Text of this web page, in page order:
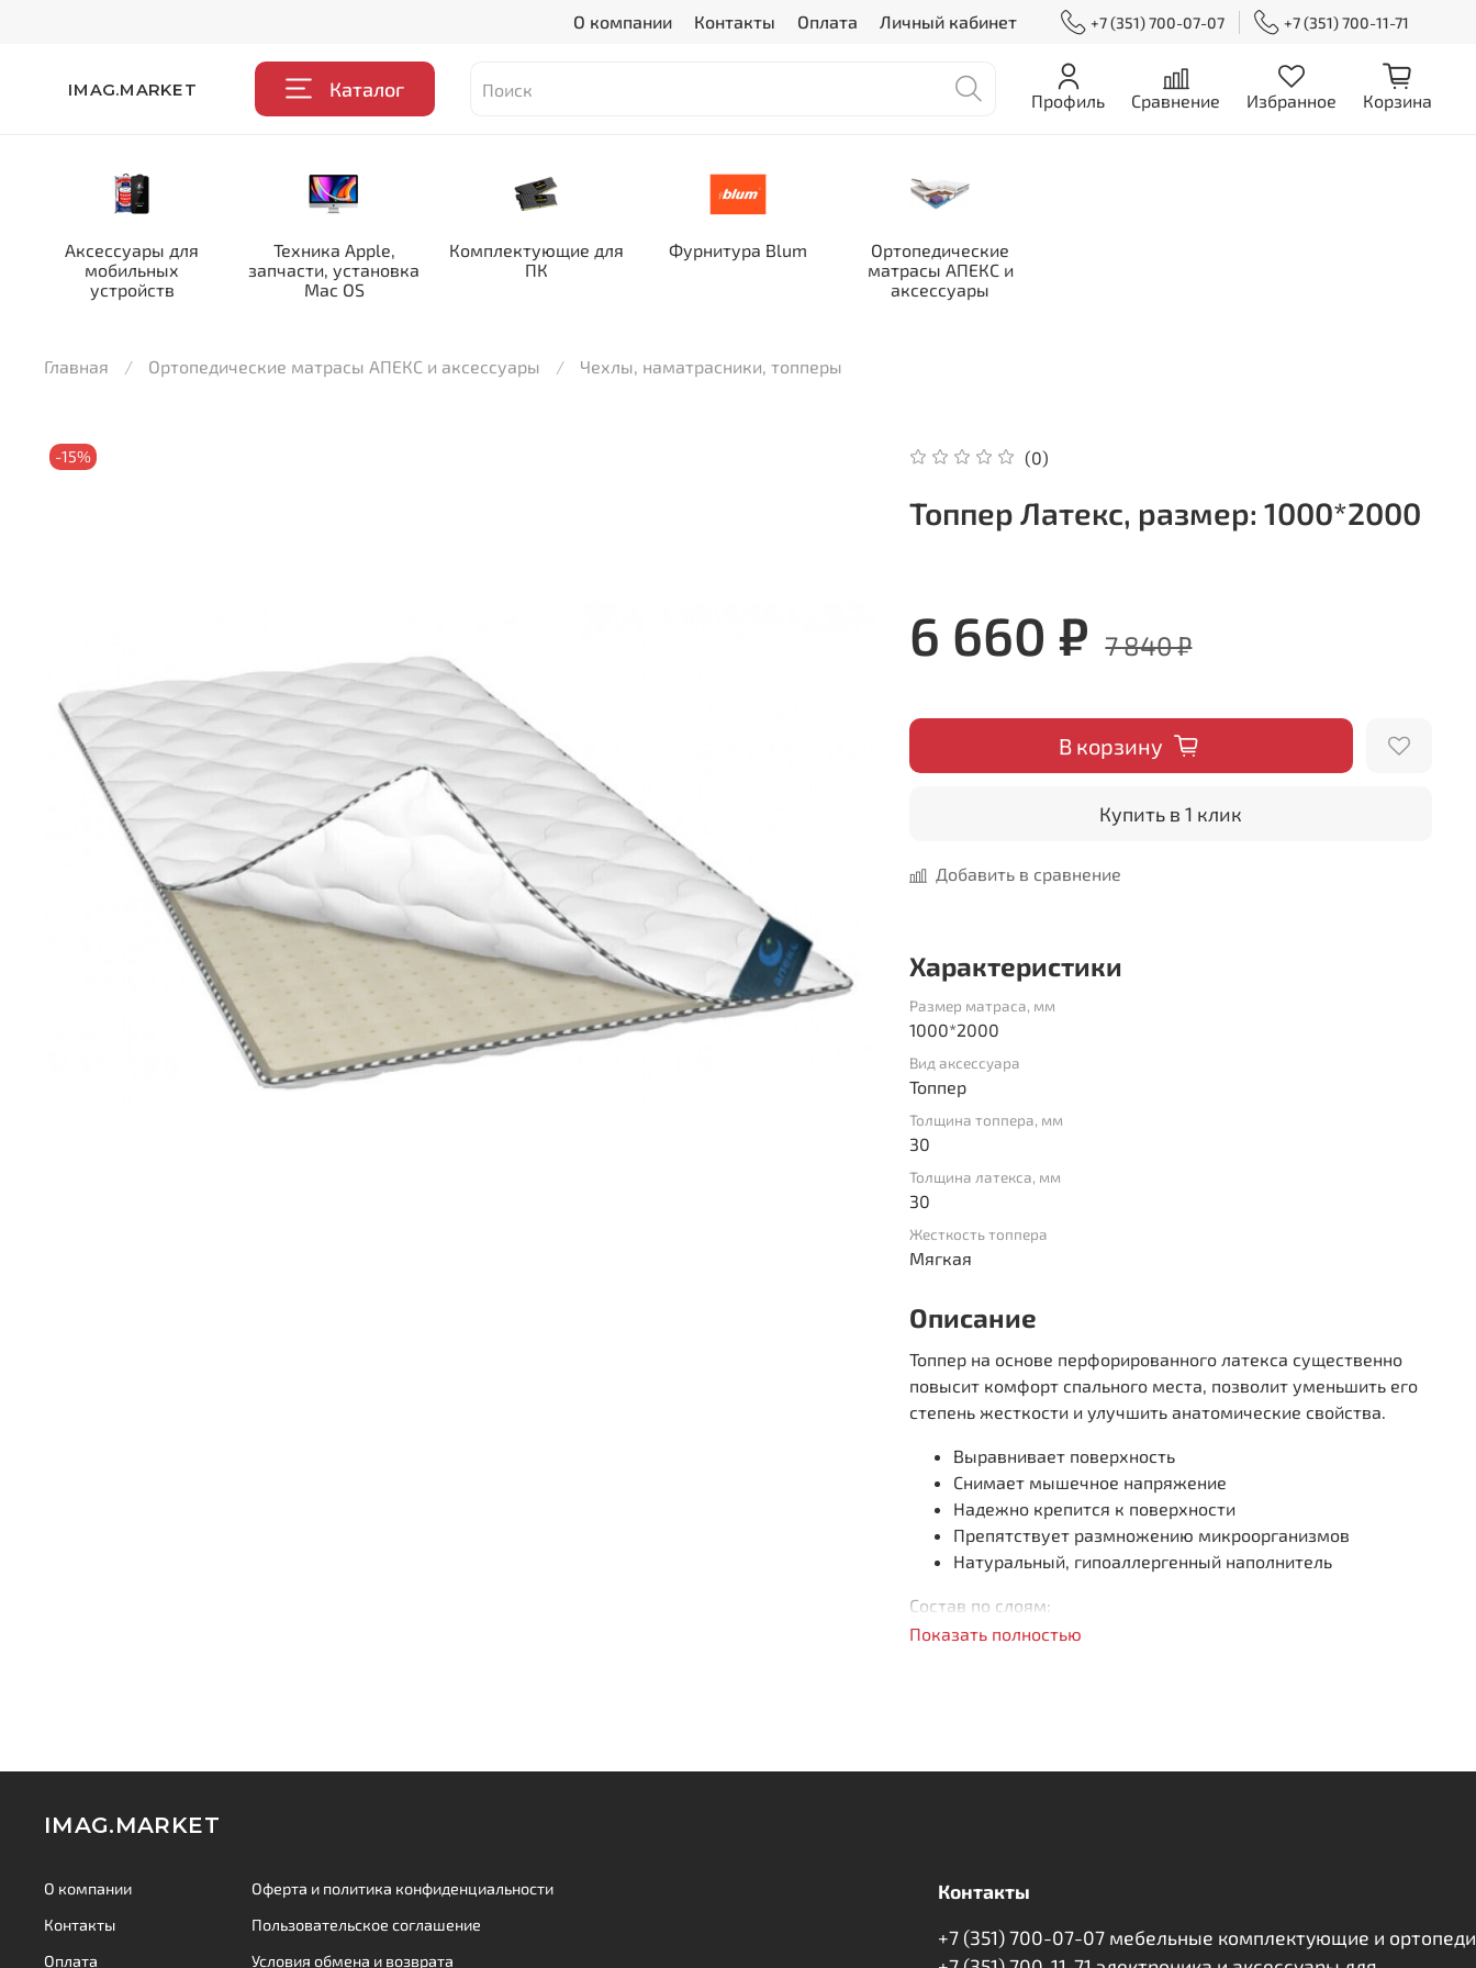
О компании Контакты Оплата Личный кабинет +7 (351) 700-07-07 +7 (351) 700-11-71
IMAG.MARKET Каталог Профиль Сравнение Избранное Корзина
Аксессуары для
мобильных
устройств
Техника Apple,
запчасти, установка
Mac OS
Комплектующие для
ПК
Фурнитура Blum
Ортопедические
матрасы АПЕКС и
аксессуары
Главная Ортопедические матрасы АПЕКС и аксессуары Чехлы, наматрасники, топперы
-15% (0)
Топпер Латекс, размер: 1000*2000
6 660 ₽ 7 840 ₽
В корзину
Купить в 1 клик
Добавить в сравнение
Характеристики
Размер матраса, мм
1000*2000
Вид аксессуара
Топпер
Толщина топпера, мм
30
Толщина латекса, мм
30
Жесткость топпера
Мягкая
Описание
Топпер на основе перфорированного латекса существенно
повысит комфорт спального места, позволит уменьшить его
степень жесткости и улучшить анатомические свойства.
Выравнивает поверхность
Снимает мышечное напряжение
Надежно крепится к поверхности
Препятствует размножению микроорганизмов
Натуральный, гипоаллергенный наполнитель
Состав по слоям:
Показать полностью
IMAG.MARKET
О компании
Контакты
Оплата
Оферта и политика конфиденциальности
Пользовательское соглашение
Условия обмена и возврата
Контакты
+7 (351) 700-07-07 мебельные комплектующие и